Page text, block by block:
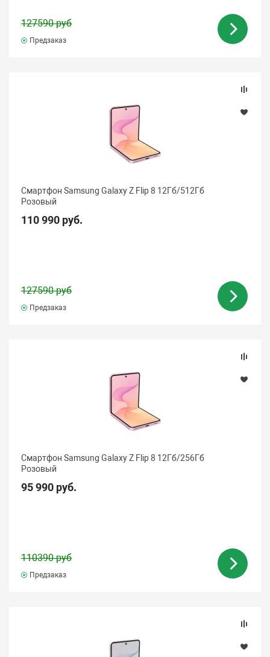
Процессор
Слот для карт памяти
Емкость аккумулятора
Тип разъема для зарядки
Функция быстрой зарядки
127590 руб
Предзаказ
Смартфон Samsung Galaxy Z Flip 8 12Гб/512Гб
Розовый
110 990 руб.
127590 руб
Предзаказ
Смартфон Samsung Galaxy Z Flip 8 12Гб/256Гб
Розовый
95 990 руб.
110390 руб
Предзаказ